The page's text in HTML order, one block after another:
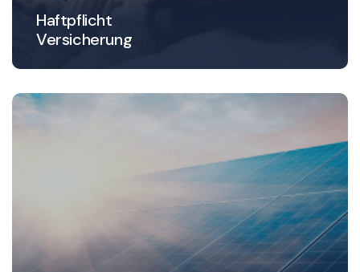
Haftpflicht
Versicherung